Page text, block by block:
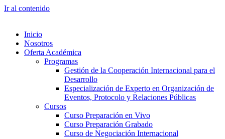
Ir al contenido
Inicio
Nosotros
Oferta Académica
Programas
Gestión de la Cooperación Internacional para el
Desarrollo
Especialización de Experto en Organización de
Eventos, Protocolo y Relaciones Públicas
Cursos
Curso Preparación en Vivo
Curso Preparación Grabado
Curso de Negociación Internacional